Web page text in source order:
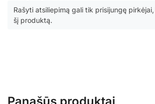
Rašyti atsiliepimą gali tik prisijungę
šį produktą.